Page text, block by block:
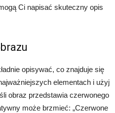
Ci napisać skuteczny opis
opisywać, co znajduje się
elementach i użyj
obraz przedstawia czerwonego
może brzmieć: „Czerwone